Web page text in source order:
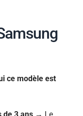
ce modèle est